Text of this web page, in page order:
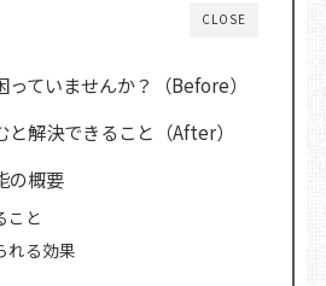
CLOSE
っていませんか？（Before）
と解決できること（After）
の概要
こと
れる効果